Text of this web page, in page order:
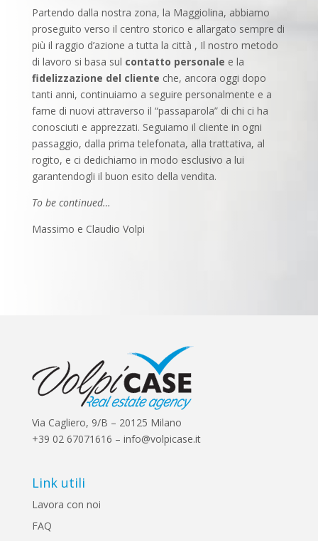
Partendo dalla nostra zona, la Maggiolina, abbiamo
proseguito verso il centro storico e allargato sempre di
più il raggio d’azione a tutta la città , Il nostro metodo
di lavoro si basa sul contatto personale e la
fidelizzazione del cliente che, ancora oggi dopo
tanti anni, continuiamo a seguire personalmente e a
farne di nuovi attraverso il “passaparola” di chi ci ha
conosciuti e apprezzati. Seguiamo il cliente in ogni
passaggio, dalla prima telefonata, alla trattativa, al
rogito, e ci dedichiamo in modo esclusivo a lui
garantendogli il buon esito della vendita.
To be continued…
Massimo e Claudio Volpi
Via Cagliero, 9/B – 20125 Milano
+39 02 67071616 – info@volpicase.it
Link utili
Lavora con noi
FAQ